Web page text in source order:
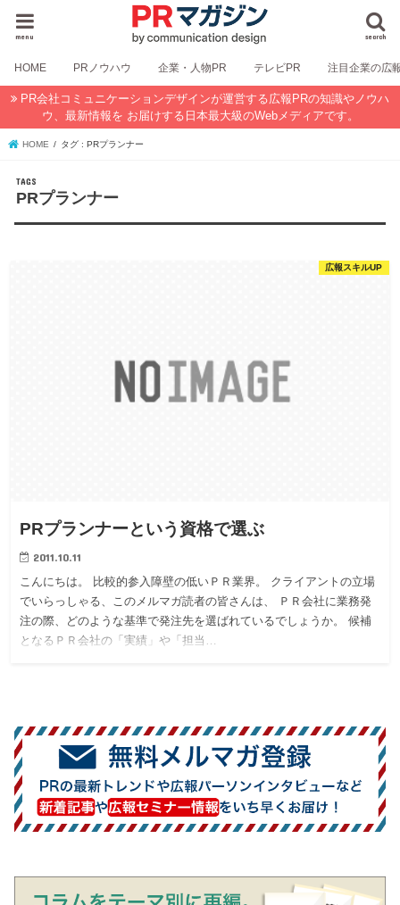
search
menu
HOME PRノウハウ 企業・人物PR テレビPR 注目企業の広
PR会社コミュニケーションデザインが運営する広報PRの知識やノウハ
ウ、最新情報を お届けする日本最大級のWebメディアです。
HOME タグ : PRプランナー
PRプランナー
広報スキルUP
PRプランナーという資格で選ぶ
2011.10.11
こんにちは。 比較的参入障壁の低いＰＲ業界。 クライアントの立場
でいらっしゃる、このメルマガ読者の皆さんは、 ＰＲ会社に業務発
注の際、どのような基準で発注先を選ばれているでしょうか。 候補
となるＰＲ会社の「実績」や「担当…